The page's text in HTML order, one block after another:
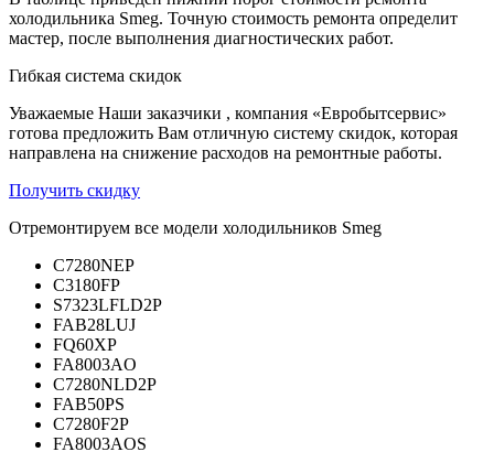
холодильника Smeg. Точную стоимость ремонта определит
мастер, после выполнения диагностических работ.
Гибкая система скидок
Уважаемые Наши заказчики , компания «Евробытсервис»
готова предложить Вам отличную систему скидок, которая
направлена на снижение расходов на ремонтные работы.
Получить скидку
Отремонтируем все модели холодильников Smeg
C7280NEP
C3180FP
S7323LFLD2P
FAB28LUJ
FQ60XP
FA8003AO
C7280NLD2P
FAB50PS
C7280F2P
FA8003AOS